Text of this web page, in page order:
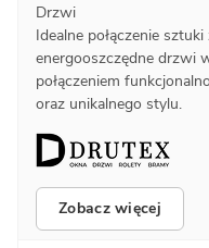
Drzwi
Idealne połączenie
energooszczędne drzwi
połączeniem
oraz unikalnego stylu.
Zobacz więcej